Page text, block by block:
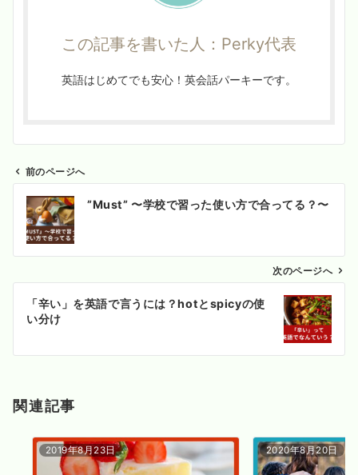
この記事を書いた人：Perky代表
英語はじめてでも安心！英会話パーキーです。
ン
前のページへ
”Must” 〜学校で習った使い方で合ってる？〜
次のページへ
「辛い」を英語で言うには？hotとspicyの使
い分け
関連記事
2019年8月23日 2020年8月20日